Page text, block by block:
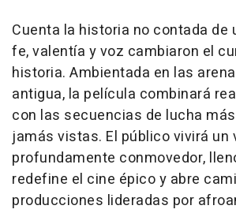
Cuenta la historia no contada de
fe, valentía y voz cambiaron el
historia. Ambientada en las
antigua, la película combinará
con las secuencias de lucha
jamás vistas. El público vivirá un
profundamente conmovedor,
redefine el cine épico y abre
producciones lideradas por